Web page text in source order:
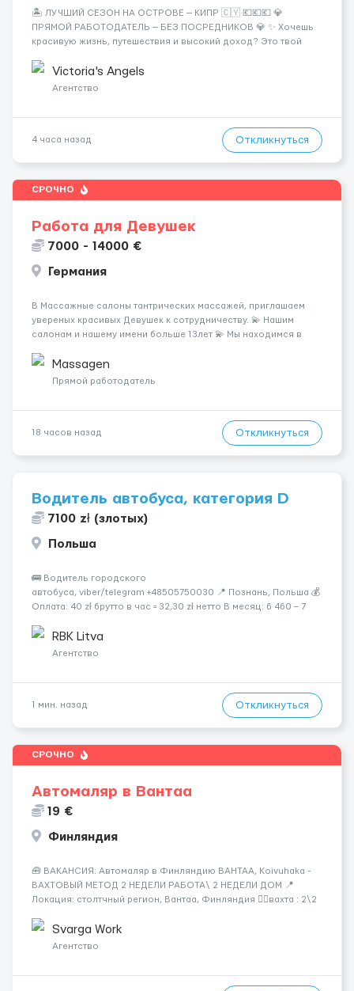
🏝️ ЛУЧШИЙ СЕЗОН НА ОСТРОВЕ — КИПР 🇨🇾 💶💶💶 💎
ПРЯМОЙ РАБОТОДАТЕЛЬ — БЕЗ ПОСРЕДНИКОВ 💎 ✨ Хочешь
красивую жизнь, путешествия и высокий доход? Это твой
Опытная команда с годами практики — Стабильный поток
клиентов (без ...
Victoria's Angels
Агентство
4 часа назад Откликнуться
СРОЧНО
Работа для Девушек
7000 - 14000 €
Германия
В Массажные салоны тантрических массажей, приглашаем
увереных красивых Девушек к сотрудничеству. 💫 Нашим
салонам и нашему имени больше 13лет 💫 Мы находимся в
заработная плата 💚Мы гарантируем Наличие работы. Поток 💝
incall / Out...
Massagen
Прямой работодатель
18 часов назад Откликнуться
Водитель автобуса, категория D
7100 zł (злотых)
Польша
🚌 Водитель городского
автобуса, viber/telegram +48505750030 📍 Познань, Польша 💰
Оплата: 40 zł брутто в час = 32,30 zł нетто В месяц: 6 460 – 7
Далее - 450 zł/месяц или +1 zł к ставке для тех, кто арендует
жильё ...
RBK Litva
Агентство
1 мин. назад Откликнуться
СРОЧНО
Автомаляр в Вантаа
19 €
Финляндия
🧰 ВАКАНСИЯ: Автомаляр в Финляндию ВАНТАА, Koivuhaka -
ВАХТОВЫЙ МЕТОД 2 НЕДЕЛИ РАБОТА\ 2 НЕДЕЛИ ДОМ 📍
Локация: столтчный регион, Вантаа, Финляндия 👌🏻вахта : 2\2
час брутто 🏠 Жильё: предоставляется БЕСПЛАТНО 📞
Контакт: +3725672...
Svarga Work
Агентство